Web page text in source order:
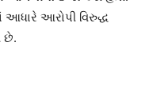
આધારે આરોપી વિરુદ્ધ
છે.